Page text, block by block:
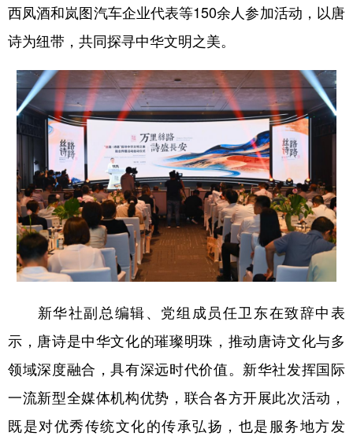
西凤酒和岚图汽车企业代表等150余人参加活动，以唐
诗为纽带，共同探寻中华文明之美。
新华社副总编辑、党组成员任卫东在致辞中表
示，唐诗是中华文化的璀璨明珠，推动唐诗文化与多
领域深度融合，具有深远时代价值。新华社发挥国际
一流新型全媒体机构优势，联合各方开展此次活动，
既是对优秀传统文化的传承弘扬，也是服务地方发